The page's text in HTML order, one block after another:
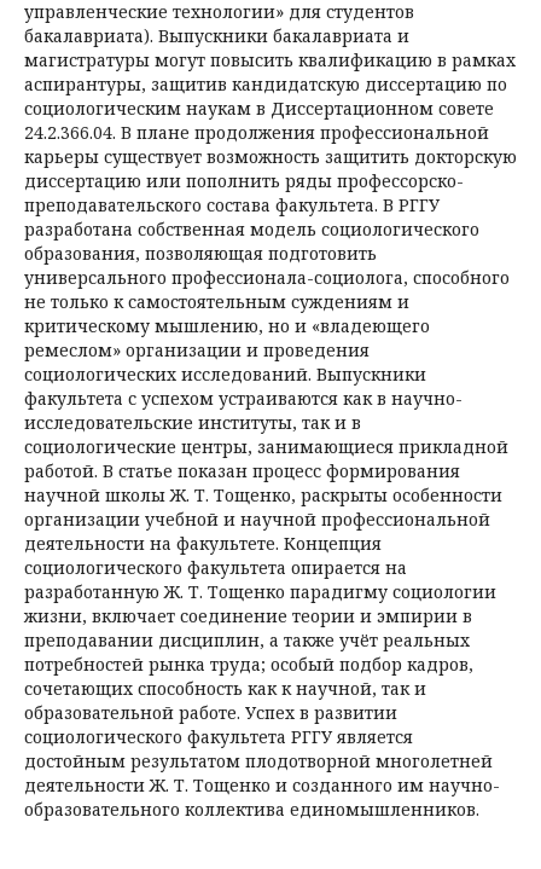
управленческие технологии» для студентов
бакалавриата). Выпускники бакалавриата и
магистратуры могут повысить квалификацию в рамках
аспирантуры, защитив кандидатскую диссертацию по
социологическим наукам в Диссертационном совете
24.2.366.04. В плане продолжения профессиональной
карьеры существует возможность защитить докторскую
диссертацию или пополнить ряды профессорско-
преподавательского состава факультета. В РГГУ
разработана собственная модель социологического
образования, позволяющая подготовить
универсального профессионала-социолога, способного
не только к самостоятельным суждениям и
критическому мышлению, но и «владеющего
ремеслом» организации и проведения
социологических исследований. Выпускники
факультета с успехом устраиваются как в научно-
исследовательские институты, так и в
социологические центры, занимающиеся прикладной
работой. В статье показан процесс формирования
научной школы Ж. Т. Тощенко, раскрыты особенности
организации учебной и научной профессиональной
деятельности на факультете. Концепция
социологического факультета опирается на
разработанную Ж. Т. Тощенко парадигму социологии
жизни, включает соединение теории и эмпирии в
преподавании дисциплин, а также учёт реальных
потребностей рынка труда; особый подбор кадров,
сочетающих способность как к научной, так и
образовательной работе. Успех в развитии
социологического факультета РГГУ является
достойным результатом плодотворной многолетней
деятельности Ж. Т. Тощенко и созданного им научно-
образовательного коллектива единомышленников.